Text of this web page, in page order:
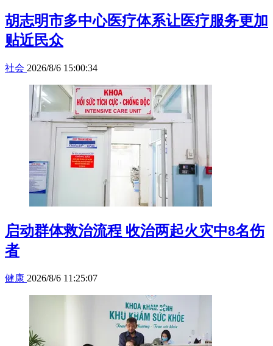
胡志明市多中心医疗体系让医疗服务更加
贴近民众
社会 2026/8/6 15:00:34
启动群体救治流程 收治两起火灾中8名伤
者
健康 2026/8/6 11:25:07